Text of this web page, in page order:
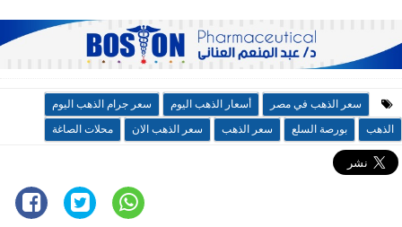
سعر الذهب في مصر أسعار الذهب اليوم
سعر جرام الذهب اليوم
الذهب
بورصة السلع سعر الذهب سعر الذهب الان محلات الصاغة